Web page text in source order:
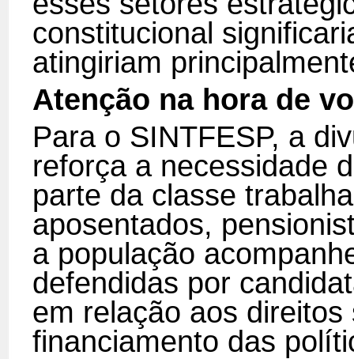
constitucional
atingiriam
Atenção na hora de
Para o SINTFESP, a
reforça a necessidade
parte da classe
aposentados,
a população
defendidas por
em relação aos
financiamento das